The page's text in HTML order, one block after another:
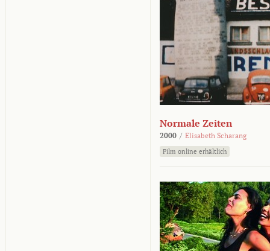
Normale Zeiten
2000 / Elisabeth Scharang
Film online erhältlich